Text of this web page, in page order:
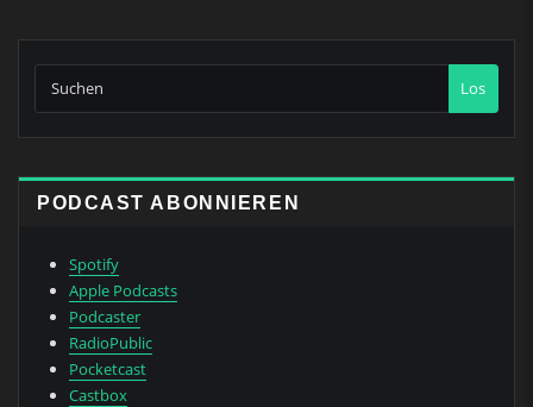
Los
PODCAST ABONNIEREN
Spotify
Apple Podcasts
Podcaster
RadioPublic
Pocketcast
Castbox